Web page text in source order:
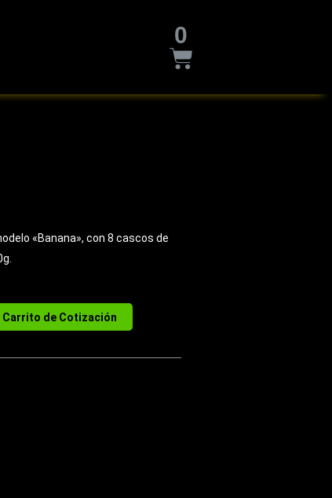
0
«Banana», con 8 cascos de
Carrito de Cotización